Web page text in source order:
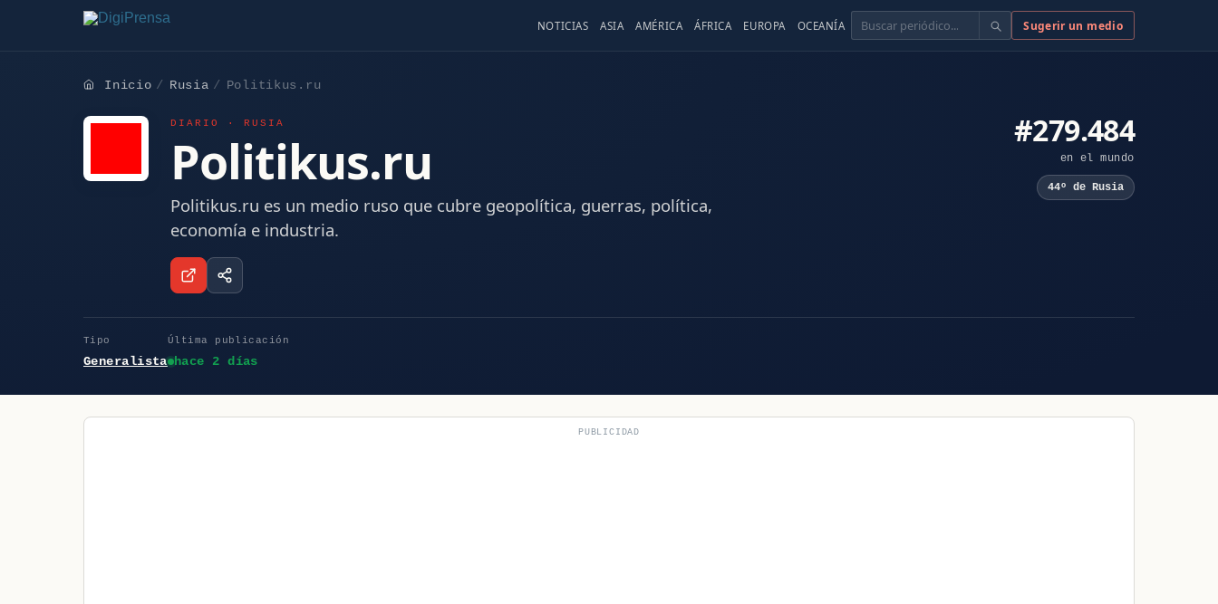
NOTICIAS ASIA AMÉRICA ÁFRICA EUROPA OCEANÍA Buscar Sugerir un medio
Inicio Rusia Politikus.ru
DIARIO · RUSIA
Politikus.ru
Politikus.ru es un medio ruso que cubre geopolítica, guerras, política,
economía e industria.
#279.484
en el mundo
44º de Rusia
Tipo
Generalista
Última publicación
hace 2 días
PUBLICIDAD